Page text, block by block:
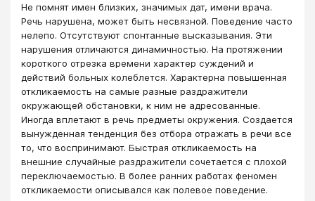
Не помнят имен близких, значимых дат, имени врача.
Речь нарушена, может быть несвязной. Поведение часто
нелепо. Отсутствуют спонтанные высказывания. Эти
нарушения отличаются динамичностью. На протяжении
короткого отрезка времени характер суждений и
действий больных колеблется. Характерна повышенная
откликаемость на самые разные раздражители
окружающей обстановки, к ним не адресованные.
Иногда вплетают в речь предметы окружения. Создается
вынужденная тенденция без отбора отражать в речи все
то, что воспринимают. Быстрая откликаемость на
внешние случайные раздражители сочетается с плохой
переключаемостью. В более ранних работах феномен
откликаемости описывался как полевое поведение.